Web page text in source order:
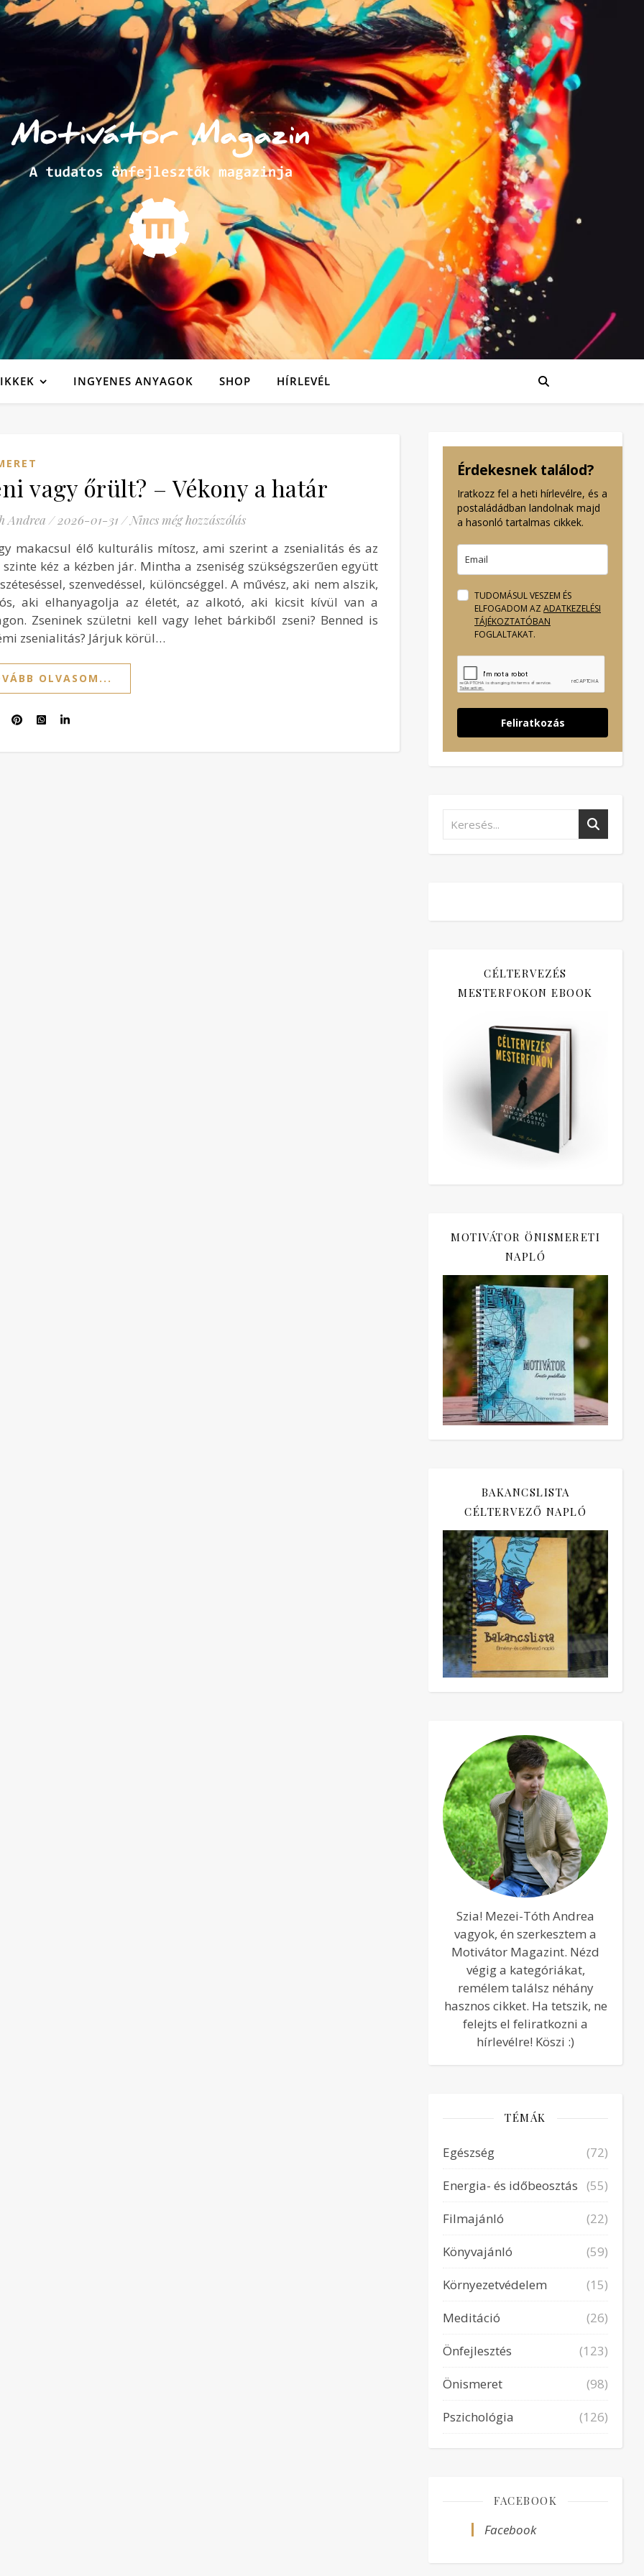
INGYENES ANYAGOK SHOP HÍRLEVÉL
vagy őrült? – Vékony a határ
Andrea / 2026-01-31 / Nincs még hozzászólás
makacsul élő kulturális mítosz, ami szerint a zsenialitás és az
kéz a kézben jár. Mintha a zseniség szükségszerűen együtt
szenvedéssel, különcséggel. A művész, aki nem alszik,
aki elhanyagolja az életét, az alkotó, aki kicsit kívül van a
Zseninek születni kell vagy lehet bárkiből zseni? Benned is
zsenialitás? Járjuk körül…
OLVASOM...
Érdekesnek találod?
Iratkozz fel a heti hírlevélre, és a
postaládádban landolnak majd
a hasonló tartalmas cikkek.
TUDOMÁSUL VESZEM ÉS
ELFOGADOM AZ ADATKEZELÉSI
TÁJÉKOZTATÓBAN
FOGLALTAKAT.
Feliratkozás
CÉLTERVEZÉS
MESTERFOKON EBOOK
MOTIVÁTOR ÖNISMERETI
NAPLÓ
BAKANCSLISTA
CÉLTERVEZŐ NAPLÓ
Szia! Mezei-Tóth Andrea
vagyok, én szerkesztem a
Motivátor Magazint. Nézd
végig a kategóriákat,
remélem találsz néhány
hasznos cikket. Ha tetszik, ne
felejts el feliratkozni a
hírlevélre! Köszi :)
TÉMÁK
Egészség
(72)
Energia- és időbeosztás (55)
Filmajánló
(22)
Könyvajánló
(59)
Környezetvédelem
(15)
Meditáció
(26)
Önfejlesztés
(123)
Önismeret
(98)
Pszichológia
(126)
FACEBOOK
Facebook